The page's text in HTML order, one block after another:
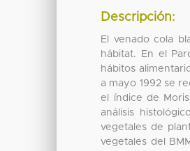
Descripción:
El venado cola
hábitat. En el
hábitos
a mayo 1992 se
el índice de
análisis
vegetales de
vegetales del